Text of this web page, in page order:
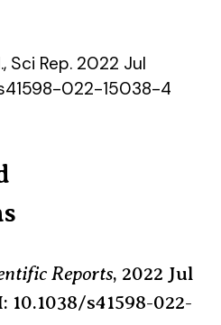
Sci Rep. 2022 Jul
s41598-022-15038-4
Reports, 2022 Jul
10.1038/s41598-022-